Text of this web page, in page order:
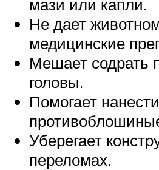
мази или капли.
Не дает
медицинские
Мешает содрать
головы.
Помогает нанести
Уберегает
переломах.